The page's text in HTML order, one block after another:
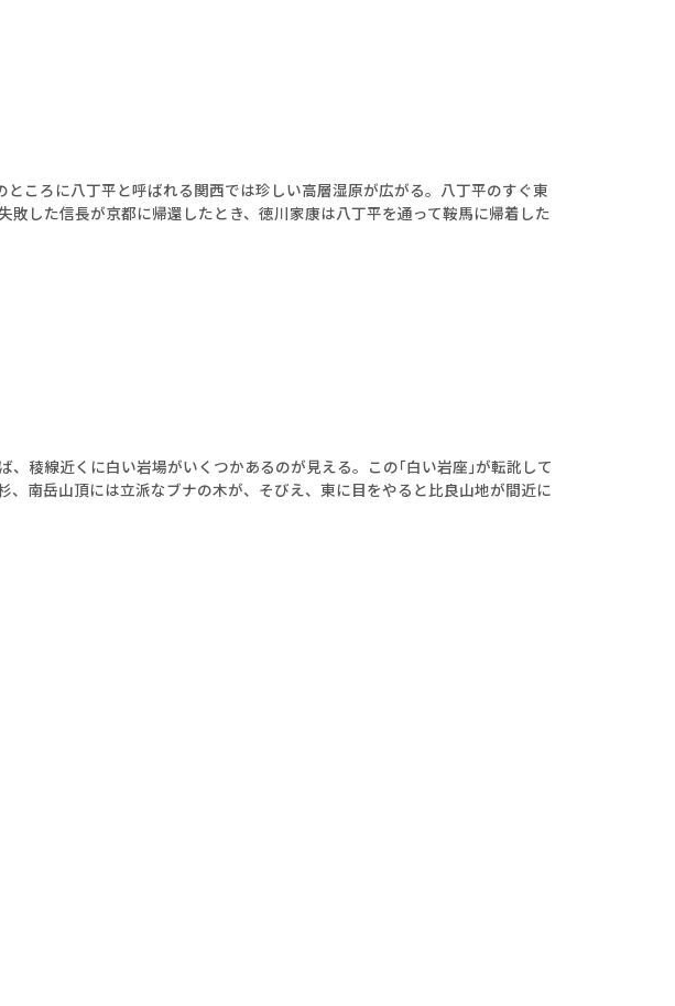
ころに八丁平と呼ばれる関西では珍しい高層湿原が広がる。八丁平のすぐ東
した信長が京都に帰還したとき、徳川家康は八丁平を通って鞍馬に帰着した
稜線近くに白い岩場がいくつかあるのが見える。この｢白い岩座｣が転訛して
、南岳山頂には立派なブナの木が、そびえ、東に目をやると比良山地が間近に